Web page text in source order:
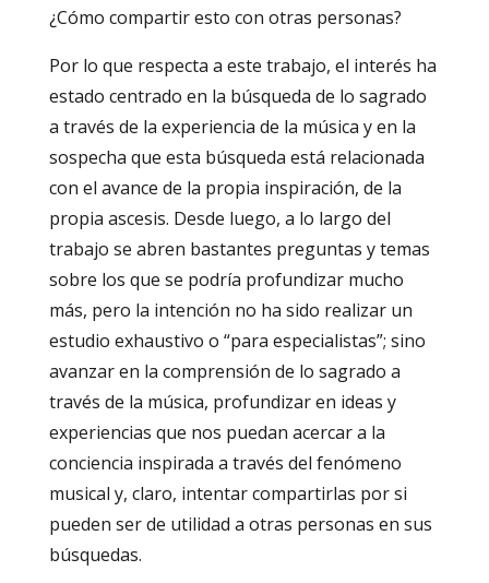
¿Cómo compartir esto con otras personas?
Por lo que respecta a este trabajo, el interés ha
estado centrado en la búsqueda de lo sagrado
a través de la experiencia de la música y en la
sospecha que esta búsqueda está relacionada
con el avance de la propia inspiración, de la
propia ascesis. Desde luego, a lo largo del
trabajo se abren bastantes preguntas y temas
sobre los que se podría profundizar mucho
más, pero la intención no ha sido realizar un
estudio exhaustivo o “para especialistas”; sino
avanzar en la comprensión de lo sagrado a
través de la música, profundizar en ideas y
experiencias que nos puedan acercar a la
conciencia inspirada a través del fenómeno
musical y, claro, intentar compartirlas por si
pueden ser de utilidad a otras personas en sus
búsquedas.